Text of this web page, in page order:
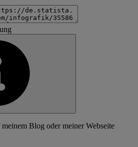
Blog oder meiner Webseite